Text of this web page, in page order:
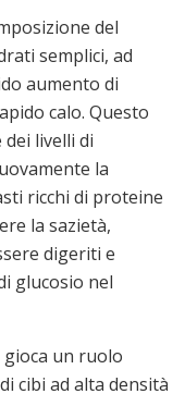
del
semplici, ad
aumento di
calo. Questo
livelli di
la
ricchi di proteine
la sazietà,
digeriti e
glucosio nel
un ruolo
cibi ad alta densità